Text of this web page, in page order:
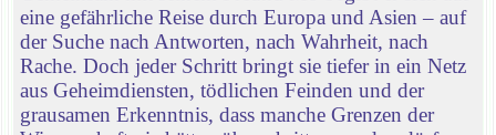
eine gefährliche Reise durch Europa und Asien – auf
der Suche nach Antworten, nach Wahrheit, nach
Rache. Doch jeder Schritt bringt sie tiefer in ein Netz
aus Geheimdiensten, tödlichen Feinden und der
grausamen Erkenntnis, dass manche Grenzen der